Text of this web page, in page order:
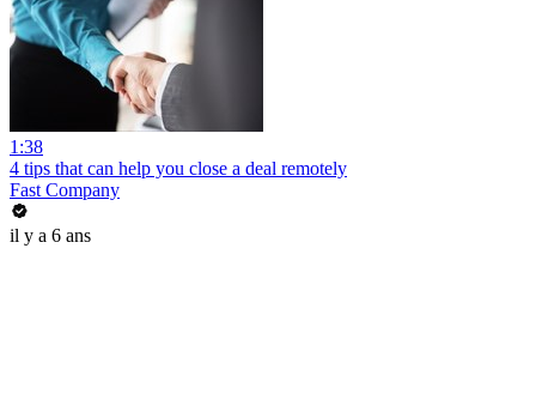
1:38
4 tips that can help you close a deal remotely
Fast Company
il y a 6 ans